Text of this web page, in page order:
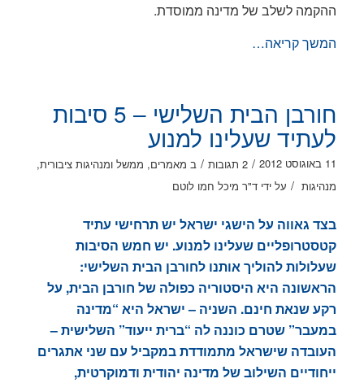
ההקמה לשלב של מדינה ממוסדת.
המשך קריאה…
חורבן הבית השלישי – 5 סיבות
לעתיד שעלינו למנוע
11 באוגוסט 2012 / 2 תגובות / ב מאמרים, ממשל ומנהיגות ציבורית,
מנהיגות / על ידי ד"ר מיכל חמו לוטם
בצד גאווה על הישגי ישראל יש תרחישי עתיד
קטסטרופליים שעלינו למנוע. יש חמש הסיבות
שעלולות להוליך אותנו לחורבן הבית השלישי:
הראשונה היא היסטוריה כפולה של חורבן הבית, על
רקעשנאת חינם. השניה – ישראל היא “מדינה
במעבר” שטרם כוננה לה “ברית ייעוד” השלישית –
העובדה שישראל מתמודדת במקביל עם שני אתגרים
ייחודיים השילוב של מדינה יהודית ודמוקרטית,